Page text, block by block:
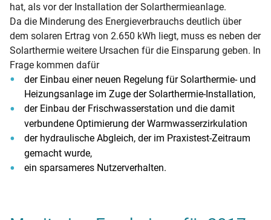
hat, als vor der Installation der Solarthermieanlage.
Da die Minderung des Energieverbrauchs deutlich über
dem solaren Ertrag von 2.650 kWh liegt, muss es neben der
Solarthermie weitere Ursachen für die Einsparung geben. In
Frage kommen dafür
der Einbau einer neuen Regelung für Solarthermie- und
Heizungsanlage im Zuge der Solarthermie-Installation,
der Einbau der Frischwasserstation und die damit
verbundene Optimierung der Warmwasserzirkulation
der hydraulische Abgleich, der im Praxistest-Zeitraum
gemacht wurde,
ein sparsameres Nutzerverhalten.